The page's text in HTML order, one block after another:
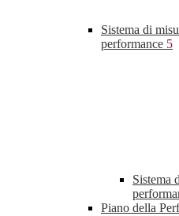
Sistema di
performance 5
Sistema
Piano della